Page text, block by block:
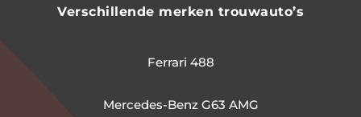
Verschillende merken trouwauto’s
Ferrari 488
Mercedes-Benz G63 AMG